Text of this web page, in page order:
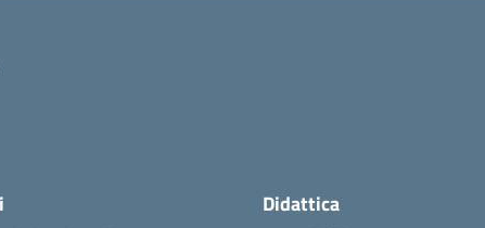
Didattica